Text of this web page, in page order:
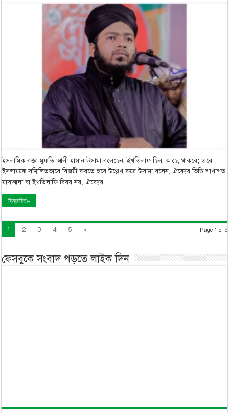
ইসলামিক বক্তা মুফতি আলী হাসান উসামা বলেছেন, ইখতিলাফ ছিল, আছে, থাকবে; তবে
ইসলামকে সম্মিলিতভাবে বিজয়ী করতে হবে উল্লেখ করে উসামা বলেন, ঐক্যের ভিত্তি শাখাগত
মাসআলা বা ইখতিলাফি বিষয় নয়; ঐক্যের …
বিস্তারিতঃ-
Page 1 of 5
1 2 3 4 5 »
ফেসবুকে সংবাদ পড়তে লাইক দিন